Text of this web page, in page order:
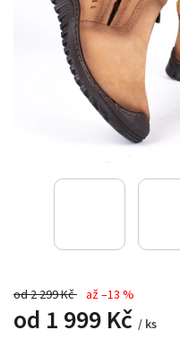
od 2 299 Kč až –13 %
od 1 999 Kč / ks